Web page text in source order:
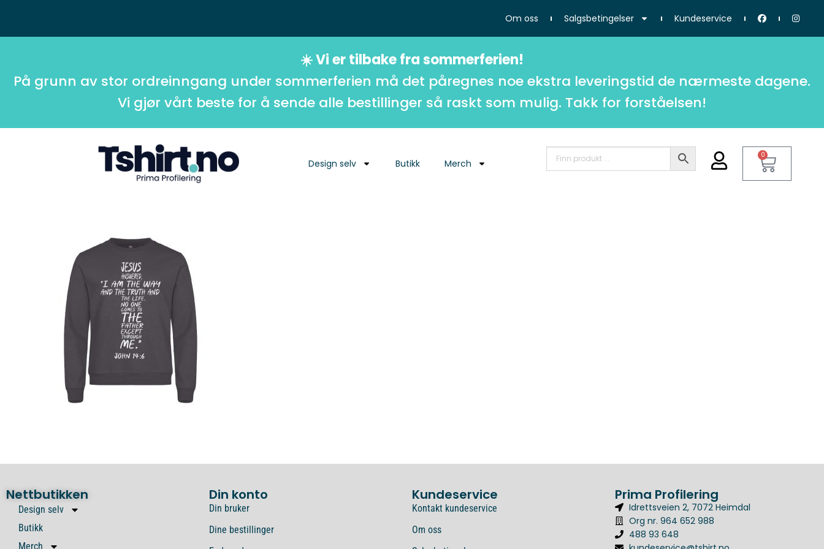
Om oss Salgsbetingelser Kundeservice
☀️ Vi er tilbake fra sommerferien!
På grunn av stor ordreinngang under sommerferien må det påregnes noe ekstra leveringstid de nærmeste dagene.
Vi gjør vårt beste for å sende alle bestillinger så raskt som mulig. Takk for forståelsen!
Design selv Butikk Merch
0
Nettbutikken Din konto Kundeservice Prima Profilering
Design selv
Butikk
Merch
Din bruker
Dine bestillinger
Kontakt kundeservice
Om oss
Idrettsveien 2, 7072 Heimdal
Org nr. 964 652 988
488 93 648